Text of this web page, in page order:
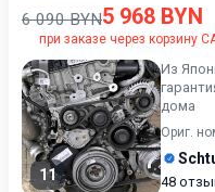
6 090 BYN5 968 BYN
при заказе через корзину
11
Из
дома
Ориг.
48